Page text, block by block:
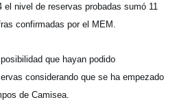
nivel de reservas probadas sumó 11
confirmadas por el MEM.
que hayan podido
considerando que se ha empezado
de Camisea.